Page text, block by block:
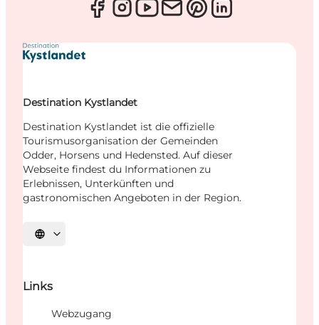
Destination Kystlandet
Destination Kystlandet ist die offizielle
Tourismusorganisation der Gemeinden
Odder, Horsens und Hedensted. Auf dieser
Webseite findest du Informationen zu
Erlebnissen, Unterkünften und
gastronomischen Angeboten in der Region.
Sprache auswählen
Links
Webzugang